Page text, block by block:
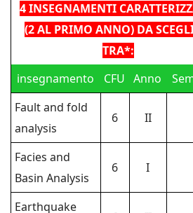
4 INSEGNAMENTI
(2 AL PRIMO ANNO) DA
TRA*:
insegnamento CFU Anno
Fault and fold
analysis
6 II
Facies and
Basin Analysis
6 I
Earthquake